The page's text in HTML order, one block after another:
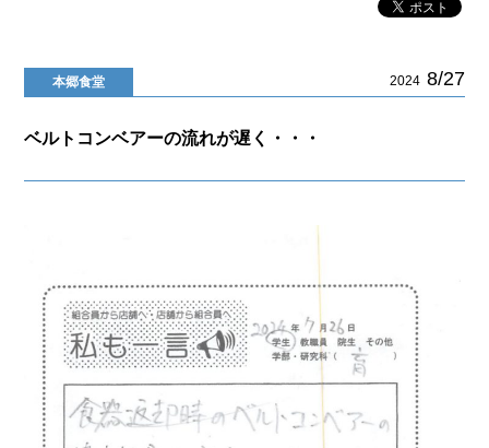
本郷食堂 2024 8/27
ベルトコンベアーの流れが遅く・・・